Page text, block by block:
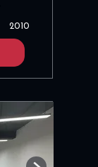
2010